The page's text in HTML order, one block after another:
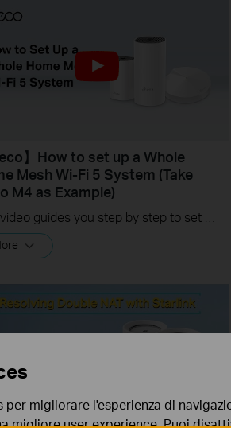
】How to set up a Whole
Mesh Wi-Fi 5 System (Take
M4 as Example)
migliorare l'esperienza di
migliore user experience. Puoi
informazioni consulta la